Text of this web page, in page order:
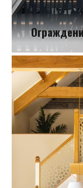
Ограждение в